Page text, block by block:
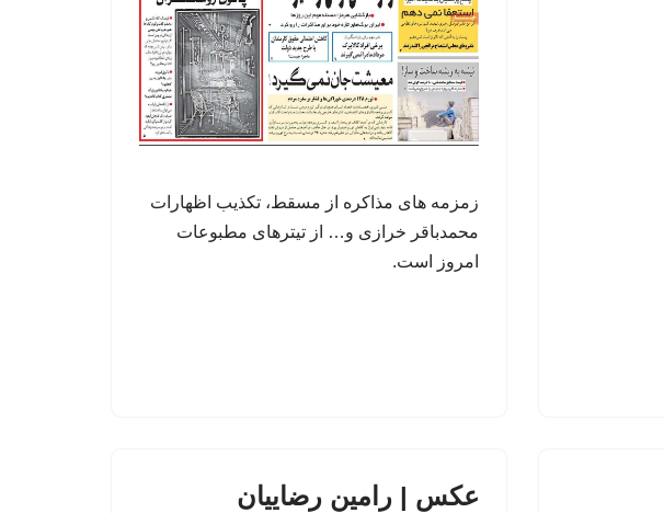
زمزمه های مذاکره از مسقط، تکذیب اظهارات
محمدباقر خرازی و… از تیترهای مطبوعات
امروز است.
عکس | رامین رضاییان